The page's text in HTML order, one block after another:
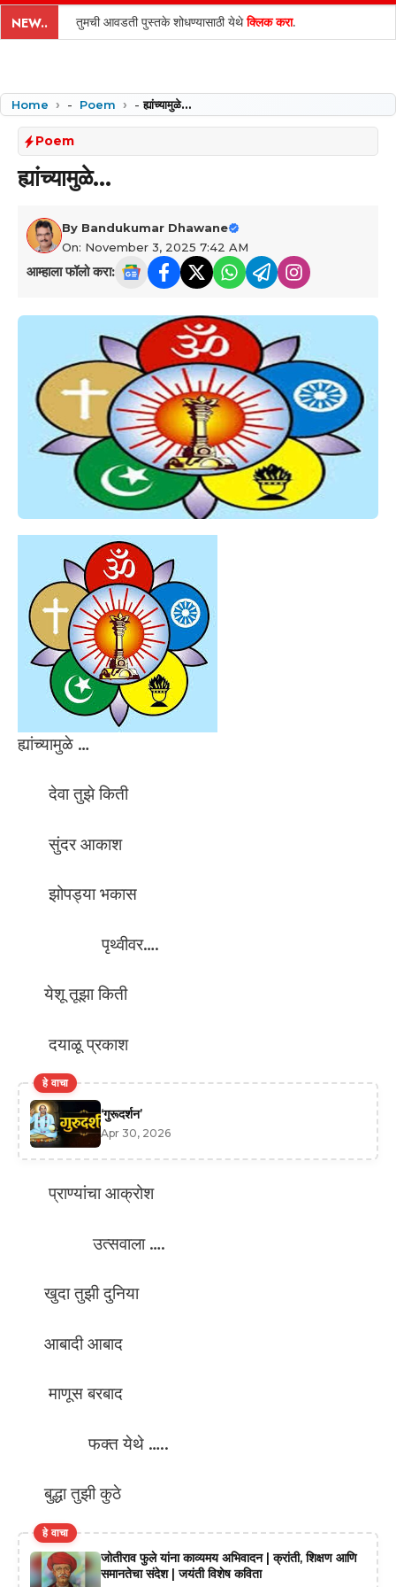
content
NEW.. तुमची आवडती पुस्तके शोधण्यासाठी येथेक्लिक करा.
Home - Poem -ह्यांच्यामुळे…
Poem
ह्यांच्यामुळे…
By Bandukumar Dhawane
On: November 3, 2025 7:42 AM
आम्हाला फॉलो करा:
ह्यांच्यामुळे …
देवा तुझे किती
सुंदर आकाश
झोपड्या भकास
पृथ्वीवर….
येशू तूझा किती
दयाळू प्रकाश
हे वाचा
‘गुरूदर्शन’
Apr 30, 2026
प्राण्यांचा आक्रोश
उत्सवाला ….
खुदा तुझी दुनिया
आबादी आबाद
माणूस बरबाद
फक्त येथे …..
बुद्धा तुझी कुठे
हे वाचा
जोतीराव फुले यांना काव्यमय अभिवादन | क्रांती, शिक्षण आणि
समानतेचा संदेश | जयंती विशेष कविता